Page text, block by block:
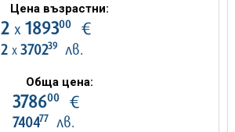
Цена възрастни:
2 х 189300€
2 х 370239лв.
Обща цена:
378600€
740477лв.